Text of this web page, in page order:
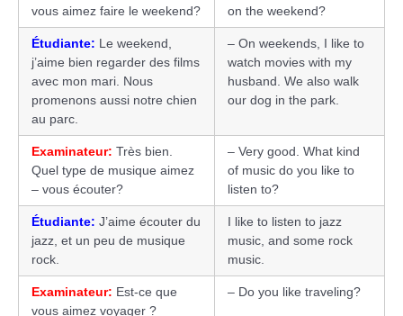
vous aimez faire le weekend?
on the weekend?
Étudiante: Le weekend,
j’aime bien regarder des films
avec mon mari. Nous
promenons aussi notre chien
au parc.
– On weekends, I like to
watch movies with my
husband. We also walk
our dog in the park.
Examinateur: Très bien.
Quel type de musique aimez
– vous écouter?
– Very good. What kind
of music do you like to
listen to?
Étudiante: J’aime écouter du
jazz, et un peu de musique
rock.
I like to listen to jazz
music, and some rock
music.
Examinateur: Est-ce que
vous aimez voyager ?
– Do you like traveling?